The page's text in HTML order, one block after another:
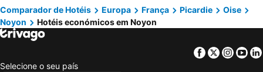
Comparador de Hotéis Europa França Picardie
Oise
Noyon
Hotéis económicos em Noyon
Facebook
Twitter
Selecione o seu país